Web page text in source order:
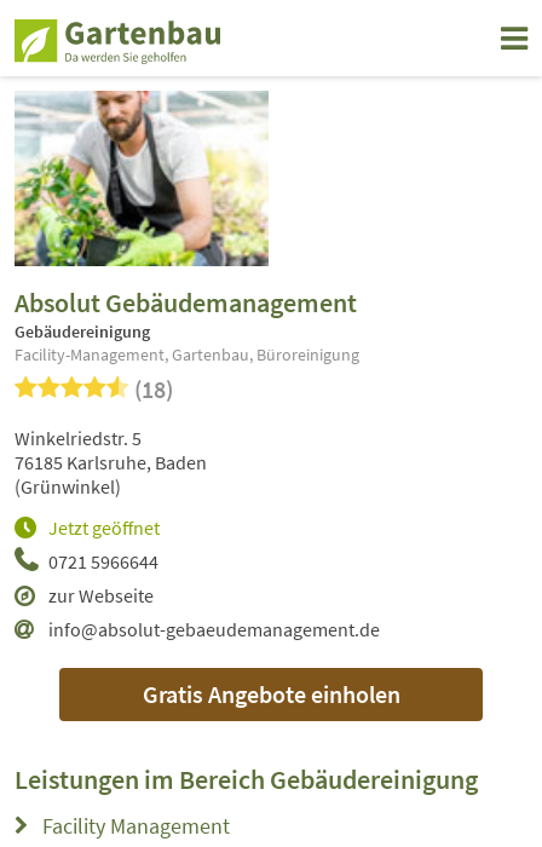
Absolut Gebäudemanagement
Gebäudereinigung
Facility-Management, Gartenbau, Büroreinigung
(18)
0721 5966644
zur Webseite
info@absolut-gebaeudemanagement.de
Jetzt geöffnet
Winkelriedstr. 5
76185 Karlsruhe, Baden
(Grünwinkel)
Gratis Angebote einholen
Leistungen im Bereich Gebäudereinigung
Facility Management